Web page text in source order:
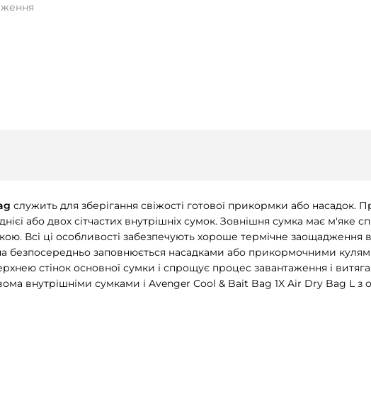
служить для зберігання свіжості готової прикормки або насадок.
або двох сітчастих внутрішніх сумок. Зовнішня сумка має м'яке
Всі ці особливості забезпечують хороше термічне
безпосередньо заповнюється насадками або прикормочними
стінок основної сумки і спрощує процес завантаження і
внутрішніми сумками і Avenger Cool & Bait Bag 1X Air Dry Bag L